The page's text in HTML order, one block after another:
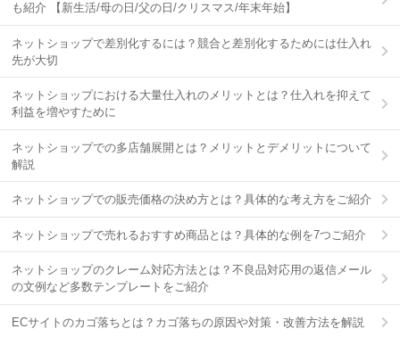
も紹介 【新生活/母の日/父の日/クリスマス/年末年始】
ネットショップで差別化するには？競合と差別化するためには仕入れ
先が大切
ネットショップにおける大量仕入れのメリットとは？仕入れを抑えて
利益を増やすために
ネットショップでの多店舗展開とは？メリットとデメリットについて
解説
ネットショップでの販売価格の決め方とは？具体的な考え方をご紹介
ネットショップで売れるおすすめ商品とは？具体的な例を7つご紹介
ネットショップのクレーム対応方法とは？不良品対応用の返信メール
の文例など多数テンプレートをご紹介
ECサイトのカゴ落ちとは？カゴ落ちの原因や対策・改善方法を解説